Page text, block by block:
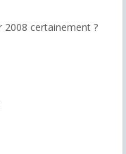
certainement ?